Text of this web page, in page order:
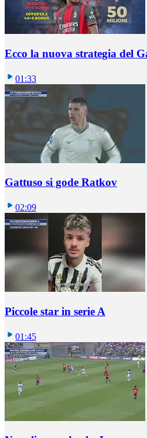
Ecco la nuova strategia del
01:33
Gattuso si gode Ratkov
02:09
Piccole star in serie A
01:45